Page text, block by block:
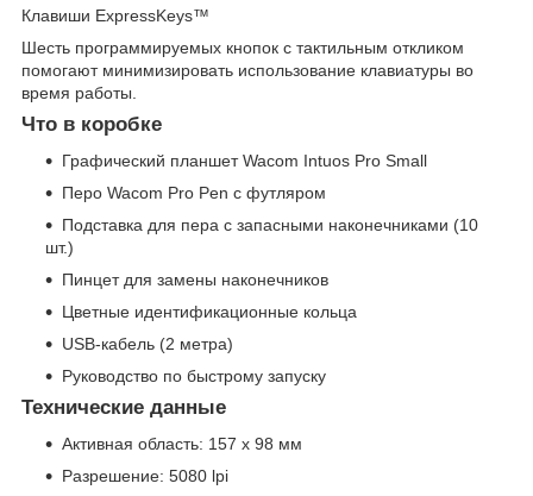
Клавиши ExpressKeys™
Шесть программируемых кнопок с тактильным откликом
помогают минимизировать использование клавиатуры во
время работы.
Что в коробке
Графический планшет Wacom Intuos Pro Small
Перо Wacom Pro Pen с футляром
Подставка для пера с запасными наконечниками (10
шт.)
Пинцет для замены наконечников
Цветные идентификационные кольца
USB-кабель (2 метра)
Руководство по быстрому запуску
Технические данные
Активная область: 157 x 98 мм
Разрешение: 5080 lpi